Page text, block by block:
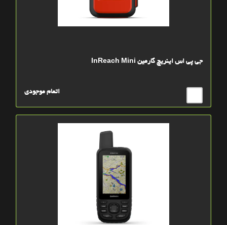
جی پی اس اینریچ گارمین InReach Mini
اتمام موجودی